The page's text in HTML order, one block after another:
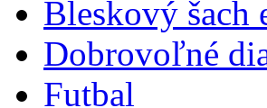
Bleskový šach
Dobrovoľné
Futbal